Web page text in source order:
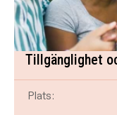
Tillgänglighet
Plats: